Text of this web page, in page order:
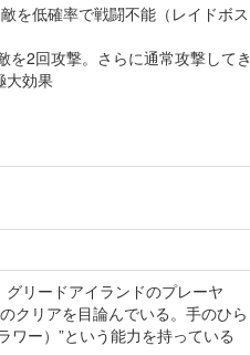
を低確率で戦闘不能（レイドボス
2回攻撃。さらに通常攻撃してき
大効果
リードアイランドのプレーヤ
クリアを目論んでいる。手のひら
ワー）”という能力を持っている